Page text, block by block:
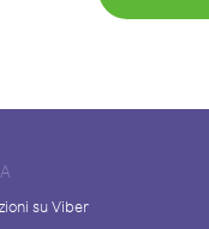
su Viber